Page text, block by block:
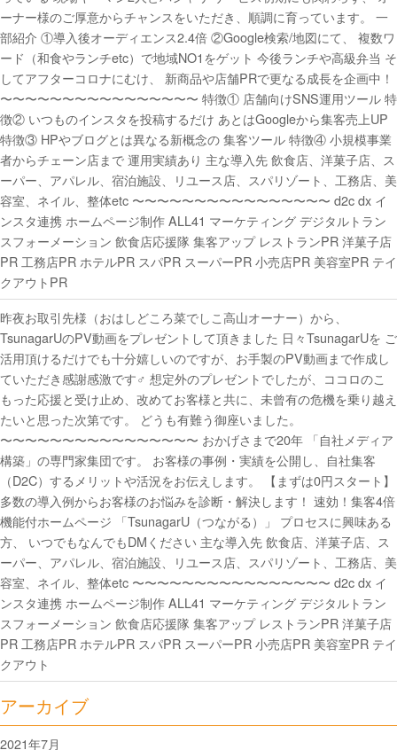
ーナー様のご厚意からチャンスをいただき、順調に育っています。 一
部紹介 ①導入後オーディエンス2.4倍 ②Google検索/地図にて、 複数ワ
ード（和食やランチetc）で地域NO1をゲット 今後ランチや高級弁当 そ
してアフターコロナにむけ、 新商品や店舗PRで更なる成長を企画中！
〜〜〜〜〜〜〜〜〜〜〜〜〜〜〜〜 特徴① 店舗向けSNS運用ツール 特
徴② いつものインスタを投稿するだけ あとはGoogleから集客売上UP
特徴③ HPやブログとは異なる新概念の 集客ツール 特徴④ 小規模事業
者からチェーン店まで 運用実績あり 主な導入先 飲食店、洋菓子店、ス
ーパー、アパレル、宿泊施設、リユース店、スパリゾート、工務店、美
容室、ネイル、整体etc 〜〜〜〜〜〜〜〜〜〜〜〜〜〜〜〜 d2c dx イ
ンスタ連携 ホームページ制作 ALL41 マーケティング デジタルトラン
スフォーメーション 飲食店応援隊 集客アップ レストランPR 洋菓子店
PR 工務店PR ホテルPR スパPR スーパーPR 小売店PR 美容室PR テイ
クアウトPR
昨夜お取引先様（おはしどころ菜でしこ高山オーナー）から、
TsunagarUのPV動画をプレゼントして頂きました 日々TsunagarUを ご
活用頂けるだけでも十分嬉しいのですが、お手製のPV動画まで作成し
ていただき感謝感激です‍♂️ 想定外のプレゼントでしたが、ココロのこ
もった応援と受け止め、改めてお客様と共に、未曾有の危機を乗り越え
たいと思った次第です。 どうも有難う御座いました。
〜〜〜〜〜〜〜〜〜〜〜〜〜〜〜〜 おかげさまで20年 「自社メディア
構築」の専門家集団です。 お客様の事例・実績を公開し、自社集客
（D2C）するメリットや活況をお伝えします。 【まずは0円スタート】
多数の導入例からお客様のお悩みを診断・解決します！ 速効！集客4倍
機能付ホームページ 「TsunagarU（つながる）」 プロセスに興味ある
方、 いつでもなんでもDMください 主な導入先 飲食店、洋菓子店、ス
ーパー、アパレル、宿泊施設、リユース店、スパリゾート、工務店、美
容室、ネイル、整体etc 〜〜〜〜〜〜〜〜〜〜〜〜〜〜〜〜 d2c dx イ
ンスタ連携 ホームページ制作 ALL41 マーケティング デジタルトラン
スフォーメーション 飲食店応援隊 集客アップ レストランPR 洋菓子店
PR 工務店PR ホテルPR スパPR スーパーPR 小売店PR 美容室PR テイ
クアウト
アーカイブ
2021年7月